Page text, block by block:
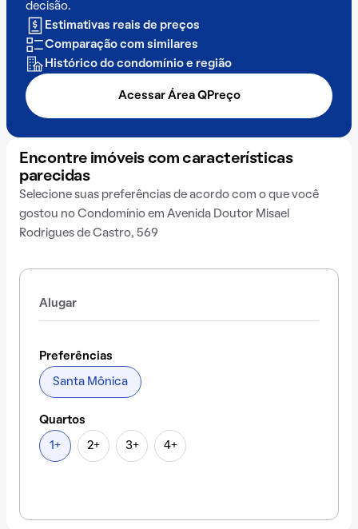
decisão.
Estimativas reais de preços
Comparação com similares
Histórico do condomínio e região
Acessar Área QPreço
Encontre imóveis com características
parecidas
Selecione suas preferências de acordo com o que você
gostou no Condomínio em Avenida Doutor Misael
Rodrigues de Castro, 569
Alugar
Preferências
Santa Mônica
Quartos
1+ 2+ 3+ 4+